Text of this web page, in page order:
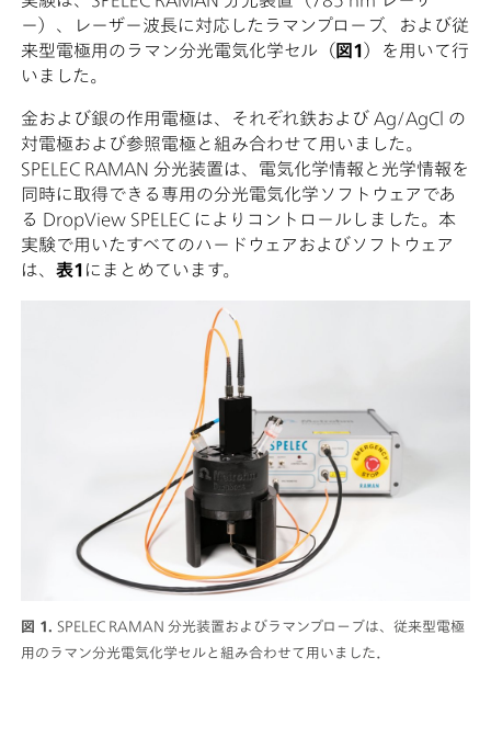
図 1. SPELEC RAMAN 分光装置およびラマンプローブは、従来型電極
用のラマン分光電気化学セルと組み合わせて用いました．
ー）、レーザー波長に対応したラマンプローブ、および従
来型電極用のラマン分光電気化学セル（ 図1 ）を用いて行
いました。
金および銀の作用電極は、それぞれ鉄および Ag/AgCl の
対電極および参照電極と組み合わせて用いました。
SPELEC RAMAN 分光装置は、電気化学情報と光学情報を
同時に取得できる専用の分光電気化学ソフトウェアであ
る DropView SPELEC によりコントロールしました。本
実験で用いたすべてのハードウェアおよびソフトウェア
は、 表1 にまとめています。